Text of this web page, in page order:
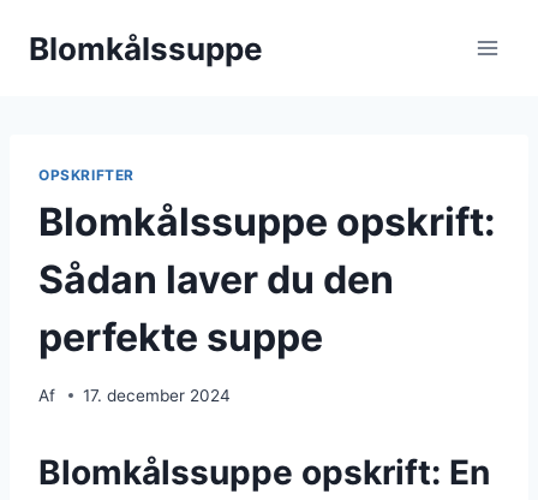
Blomkålssuppe
OPSKRIFTER
Blomkålssuppe opskrift:
Sådan laver du den
perfekte suppe
Af 17. december 2024
Blomkålssuppe opskrift: En